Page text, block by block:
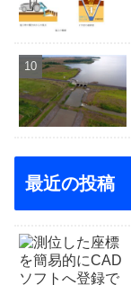
最近の投稿